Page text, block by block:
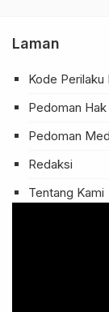
Laman
Kode Perilaku
Pedoman
Pedoman
Redaksi
Tentang Kami